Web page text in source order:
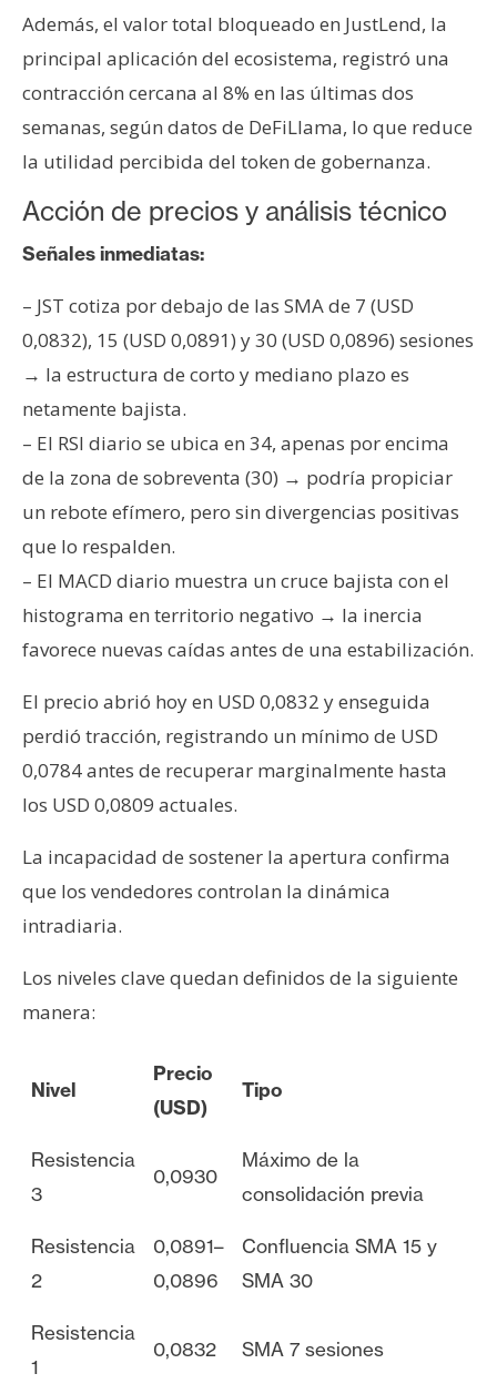
Además, el valor total bloqueado en JustLend, la
principal aplicación del ecosistema, registró una
contracción cercana al 8% en las últimas dos
semanas, según datos de DeFiLlama, lo que reduce
la utilidad percibida del token de gobernanza.
Acción de precios y análisis técnico
Señales inmediatas:
– JST cotiza por debajo de las SMA de 7 (USD
0,0832), 15 (USD 0,0891) y 30 (USD 0,0896) sesiones
→ la estructura de corto y mediano plazo es
netamente bajista.
– El RSI diario se ubica en 34, apenas por encima
de la zona de sobreventa (30) → podría propiciar
un rebote efímero, pero sin divergencias positivas
que lo respalden.
– El MACD diario muestra un cruce bajista con el
histograma en territorio negativo → la inercia
favorece nuevas caídas antes de una estabilización.
El precio abrió hoy en USD 0,0832 y enseguida
perdió tracción, registrando un mínimo de USD
0,0784 antes de recuperar marginalmente hasta
los USD 0,0809 actuales.
La incapacidad de sostener la apertura confirma
que los vendedores controlan la dinámica
intradiaria.
Los niveles clave quedan definidos de la siguiente
manera:
Nivel
Precio
(USD)
Tipo
Resistencia
3
0,0930
Máximo de la
consolidación previa
Resistencia
2
0,0891–
0,0896
Confluencia SMA 15 y
SMA 30
Resistencia
1
0,0832 SMA 7 sesiones